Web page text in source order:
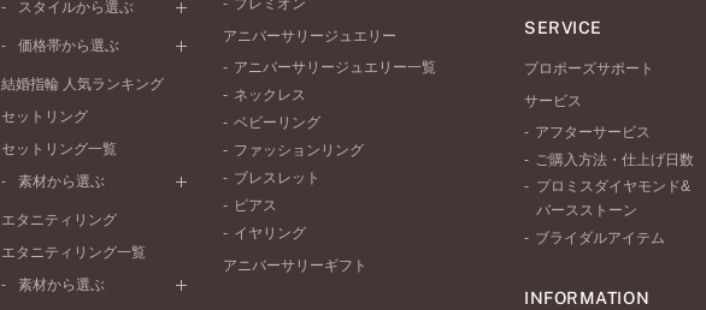
ペールブラウンゴールド
V字ライン
セベラルメレ
ラインメレ
スタイルから選ぶ
シンプル
モード
エレガント
ゴージャス
価格帯から選ぶ
50万円～
20万円～30万円
10万円～20万円
結婚指輪 人気ランキング
セットリング
セットリング一覧
素材から選ぶ
プラチナ
ペールブラウンゴールド
エタニティリング
エタニティリング一覧
素材から選ぶ
プレミオン
アニバーサリージュエリー
アニバーサリージュエリー一覧
ネックレス
ベビーリング
ファッションリング
ブレスレット
ピアス
イヤリング
アニバーサリーギフト
SERVICE
プロポーズサポート
サービス
アフターサービス
ご購入方法・仕上げ日数
プロミスダイヤモンド&
バースストーン
ブライダルアイテム
INFORMATION